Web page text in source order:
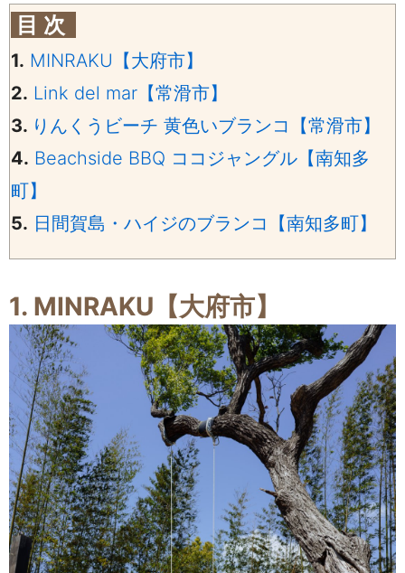
目 次
1. MINRAKU【大府市】
2. Link del mar【常滑市】
3. りんくうビーチ 黄色いブランコ【常滑市】
4. Beachside BBQ ココジャングル【南知多
町】
5. 日間賀島・ハイジのブランコ【南知多町】
1. MINRAKU【大府市】